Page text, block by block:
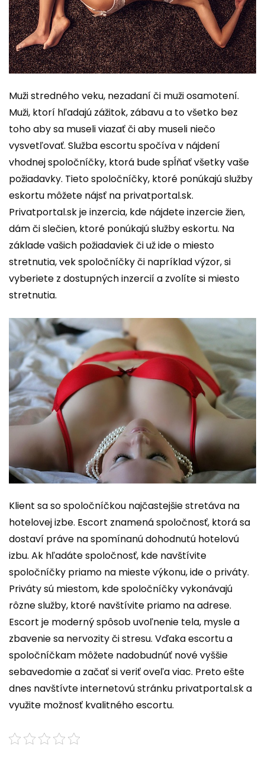
Muži stredného veku, nezadaní či muži osamotení.
Muži, ktorí hľadajú zážitok, zábavu a to všetko bez
toho aby sa museli viazať či aby museli niečo
vysvetľovať. Služba escortu spočíva v nájdení
vhodnej spoločníčky, ktorá bude spĺňať všetky vaše
požiadavky. Tieto spoločníčky, ktoré ponúkajú služby
eskortu môžete nájsť na privatportal.sk.
Privatportal.sk je inzercia, kde nájdete inzercie žien,
dám či slečien, ktoré ponúkajú služby eskortu. Na
základe vašich požiadaviek či už ide o miesto
stretnutia, vek spoločníčky či napríklad výzor, si
vyberiete z dostupných inzercií a zvolíte si miesto
stretnutia.
Klient sa so spoločníčkou najčastejšie stretáva na
hotelovej izbe. Escort znamená spoločnosť, ktorá sa
dostaví práve na spomínanú dohodnutú hotelovú
izbu. Ak hľadáte spoločnosť, kde navštívite
spoločníčky priamo na mieste výkonu, ide o priváty.
Priváty sú miestom, kde spoločníčky vykonávajú
rôzne služby, ktoré navštívite priamo na adrese.
Escort je moderný spôsob uvoľnenie tela, mysle a
zbavenie sa nervozity či stresu. Vďaka escortu a
spoločníčkam môžete nadobudnúť nové vyššie
sebavedomie a začať si veriť oveľa viac. Preto ešte
dnes navštívte internetovú stránku privatportal.sk a
využite možnosť kvalitného escortu.